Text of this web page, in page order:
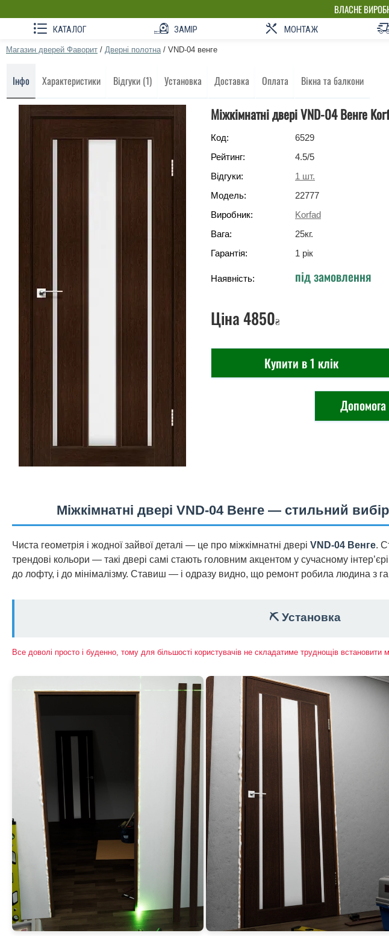
ВЛАСНЕ
КАТАЛОГ ЗАМІР МОНТАЖ
Магазин дверей Фаворит / Дверні полотна / VND-04 венге
Інфо Характеристики Відгуки (1) Установка Доставка Оплата Вікна та балкони
Міжкімнатні двері VND-04 Венге
Код:
6529
Рейтинг:
4.5/5
Відгуки:
1 шт.
Модель:
22777
Виробник:
Korfad
Вага:
25кг.
Гарантія:
1 рік
Наявність: під замовлення
Ціна4850₴
Купити в 1 клік
Міжкімнатні двері VND-04 Венге — стильний
Чиста геометрія і жодної зайвої деталі — це про міжкімнатні двері VND-04 Венге.
трендові кольори — такі двері самі стають головним акцентом у сучасному
до лофту, і до мінімалізму. Ставиш — і одразу видно, що ремонт робила людина з
⛏️ Установка
Все доволі просто і буденно, тому для більшості користувачів не складатиме труднощів встановити